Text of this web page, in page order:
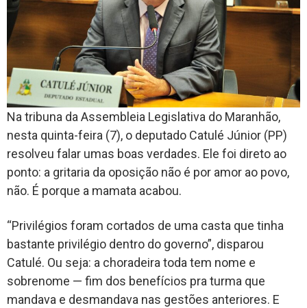
Na tribuna da Assembleia Legislativa do Maranhão,
nesta quinta-feira (7), o deputado Catulé Júnior (PP)
resolveu falar umas boas verdades. Ele foi direto ao
ponto: a gritaria da oposição não é por amor ao povo,
não. É porque a mamata acabou.
“Privilégios foram cortados de uma casta que tinha
bastante privilégio dentro do governo”, disparou
Catulé. Ou seja: a choradeira toda tem nome e
sobrenome — fim dos benefícios pra turma que
mandava e desmandava nas gestões anteriores. E